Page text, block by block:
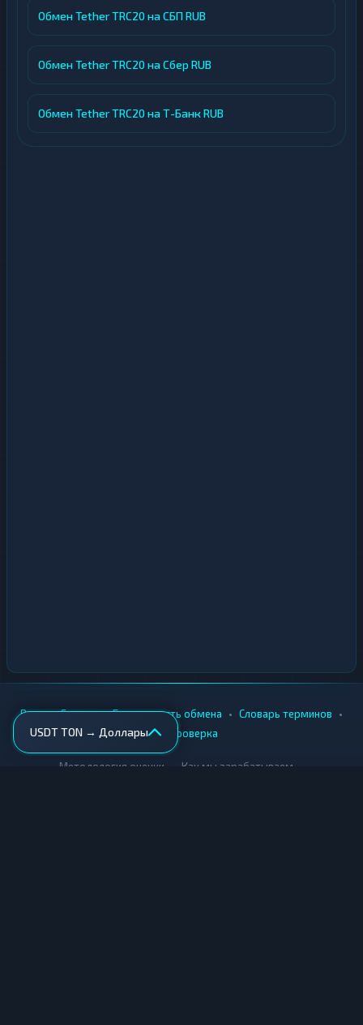
Обмен Tether TRC20 на СБП RUB
Обмен Tether TRC20 на Сбер RUB
Обмен Tether TRC20 на Т-Банк RUB
USDT TON → Доллары
Вики • Города • Безопасность обмена • Словарь терминов •
AML-проверка
Методология оценки Как мы зарабатываем